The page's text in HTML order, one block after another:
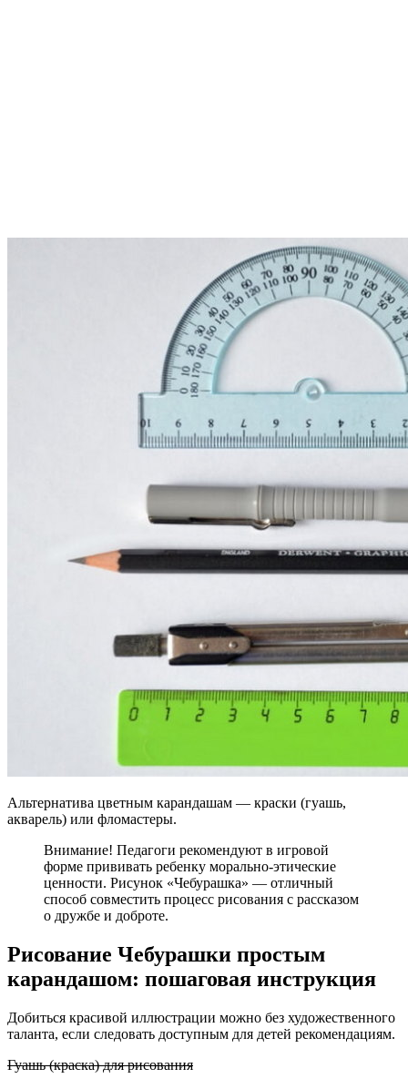
Альтернатива цветным карандашам — краски (гуашь,
акварель) или фломастеры.
Внимание! Педагоги рекомендуют в игровой
форме прививать ребенку морально-этические
ценности. Рисунок «Чебурашка» — отличный
способ совместить процесс рисования с рассказом
о дружбе и доброте.
Рисование Чебурашки простым
карандашом: пошаговая инструкция
Добиться красивой иллюстрации можно без художественного
таланта, если следовать доступным для детей рекомендациям.
Гуашь (краска) для рисования